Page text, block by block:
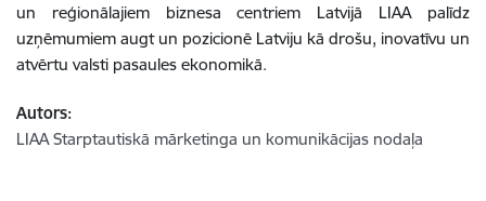
un reģionālajiem biznesa centriem Latvijā LIAA palīdz
uzņēmumiem augt un pozicionē Latviju kā drošu, inovatīvu un
atvērtu valsti pasaules ekonomikā.
Autors:
LIAA Starptautiskā mārketinga un komunikācijas nodaļa